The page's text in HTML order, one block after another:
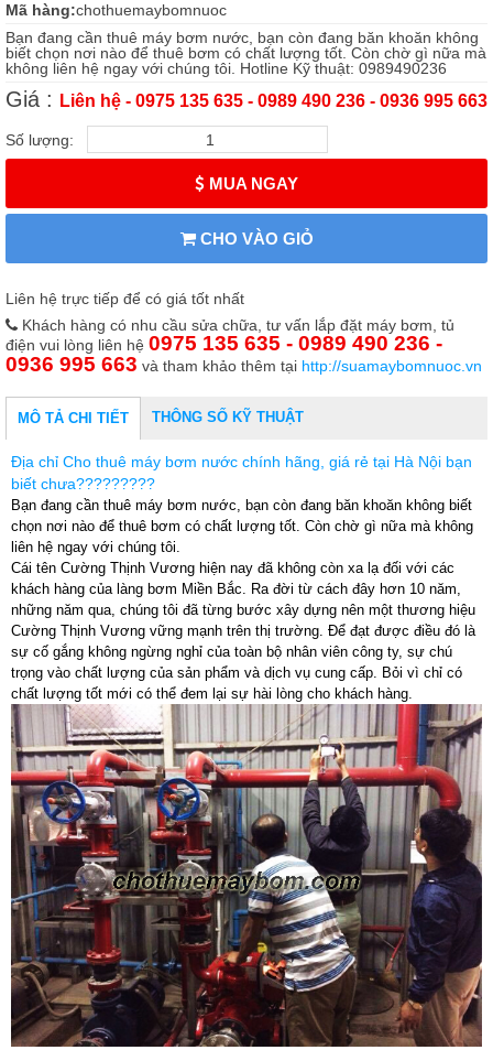
Mã hàng:chothuemaybomnuoc
Bạn đang cần thuê máy bơm nước, bạn còn đang băn khoăn không
biết chọn nơi nào để thuê bơm có chất lượng tốt. Còn chờ gì nữa mà
không liên hệ ngay với chúng tôi. Hotline Kỹ thuật: 0989490236
Giá : Liên hệ - 0975 135 635 - 0989 490 236 - 0936 995 663
Số lượng:
MUA NGAY
CHO VÀO GIỎ
Liên hệ trực tiếp để có giá tốt nhất
Khách hàng có nhu cầu sửa chữa, tư vấn lắp đặt máy bơm, tủ
điện vui lòng liên hệ 0975 135 635 - 0989 490 236 -
0936 995 663 và tham khảo thêm tại http://suamaybomnuoc.vn
MÔ TẢ CHI TIẾT THÔNG SỐ KỸ THUẬT
Địa chỉ Cho thuê máy bơm nước chính hãng, giá rẻ tại Hà Nội bạn
biết chưa?????????
Bạn đang cần thuê máy bơm nước, bạn còn đang băn khoăn không biết
chọn nơi nào để thuê bơm có chất lượng tốt. Còn chờ gì nữa mà không
liên hệ ngay với chúng tôi.
Cái tên Cường Thịnh Vương hiện nay đã không còn xa lạ đối với các
khách hàng của làng bơm Miền Bắc. Ra đời từ cách đây hơn 10 năm,
những năm qua, chúng tôi đã từng bước xây dựng nên một thương hiệu
Cường Thịnh Vương vững mạnh trên thị trường. Để đạt được điều đó là
sự cố gắng không ngừng nghỉ của toàn bộ nhân viên công ty, sự chú
trọng vào chất lượng của sản phẩm và dịch vụ cung cấp. Bỏi vì chỉ có
chất lượng tốt mới có thể đem lại sự hài lòng cho khách hàng.